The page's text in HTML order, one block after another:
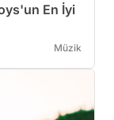
En İyi
Müzik